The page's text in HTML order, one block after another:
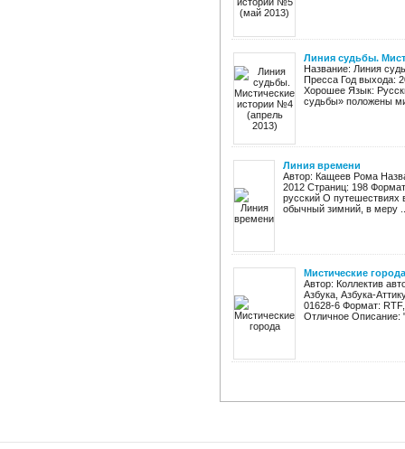
Линия судьбы.
Название: Линия
Пресса Год выхода:
Хорошее Язык:
судьбы» положены
Линия времени
Автор: Кащеев Рома
2012 Страниц: 198
русский О путешествиях
обычный зимний, в меру
Мистические города
Автор: Коллектив
Азбука, Азбука-
01628-6 Формат:
Отличное Описание: